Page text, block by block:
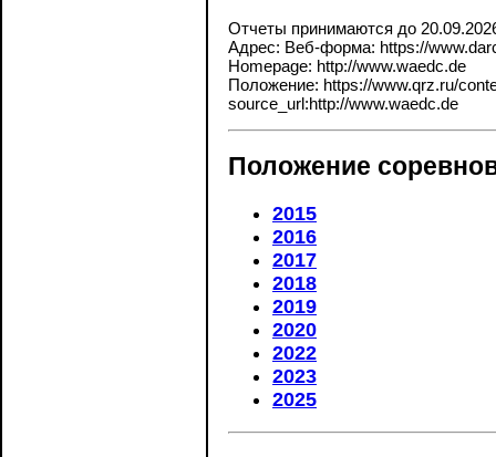
Отчеты принимаются до
Адрес: Веб-форма: https://
Homepage: http://www.waedc.de
Положение: https://www.qrz.ru/
source_url:http://www.waedc.de
Положение
2015
2016
2017
2018
2019
2020
2022
2023
2025